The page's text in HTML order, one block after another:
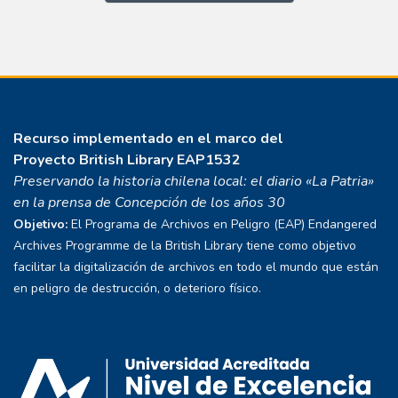
Recurso implementado en el marco del
Proyecto British Library EAP1532
Preservando la historia chilena local: el diario «La Patria»
en la prensa de Concepción de los años 30
Objetivo: El Programa de Archivos en Peligro (EAP) Endangered
Archives Programme de la British Library tiene como objetivo
facilitar la digitalización de archivos en todo el mundo que están
en peligro de destrucción, o deterioro físico.